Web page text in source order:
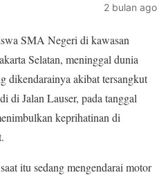
2 bulan ago
SMA Negeri di kawasan
Selatan, meninggal dunia
dikendarainya akibat tersangkut
di Jalan Lauser, pada tanggal
keprihatinan di
itu sedang mengendarai motor